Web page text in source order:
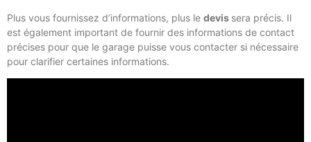
Plus vous fournissez d’informations, plus le devis sera précis. Il
est également important de fournir des informations de contact
précises pour que le garage puisse vous contacter si nécessaire
pour clarifier certaines informations.